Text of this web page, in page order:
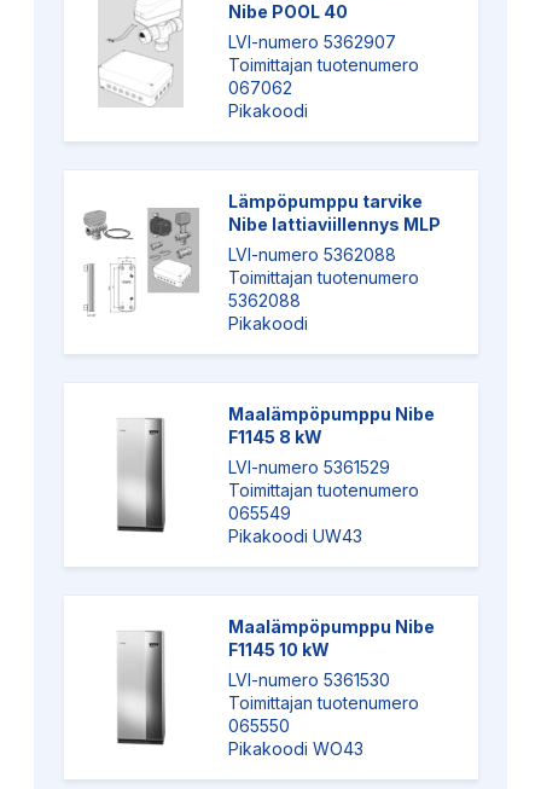
Nibe POOL 40
LVI-numero 5362907
Toimittajan tuotenumero
067062
Pikakoodi
Lämpöpumppu tarvike
Nibe lattiaviillennys MLP
LVI-numero 5362088
Toimittajan tuotenumero
5362088
Pikakoodi
Maalämpöpumppu Nibe
F1145 8 kW
LVI-numero 5361529
Toimittajan tuotenumero
065549
Pikakoodi UW43
Maalämpöpumppu Nibe
F1145 10 kW
LVI-numero 5361530
Toimittajan tuotenumero
065550
Pikakoodi WO43